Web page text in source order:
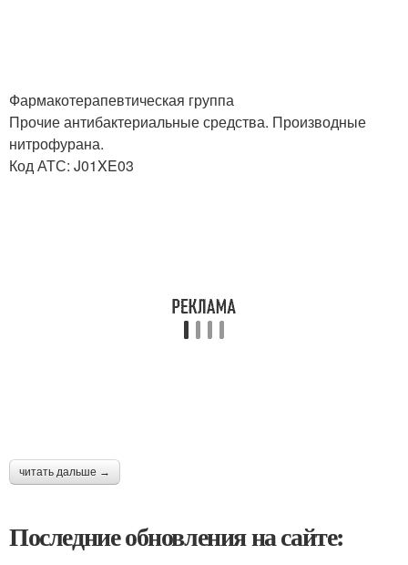
Фармакотерапевтическая группа
Прочие антибактериальные средства. Производные
нитрофурана.
Код АТС: J01XE03
читать дальше →
Последние обновления на сайте: